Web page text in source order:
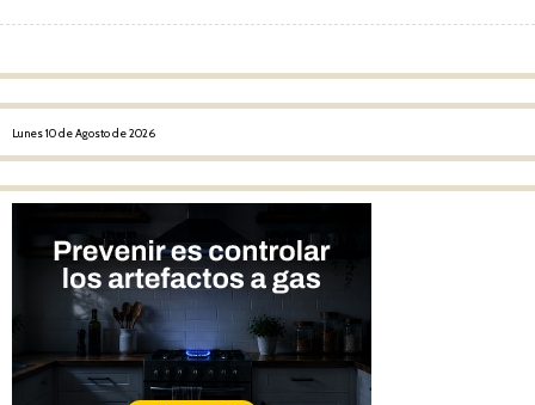
Post navigation
Lunes 10 de Agosto de 2026